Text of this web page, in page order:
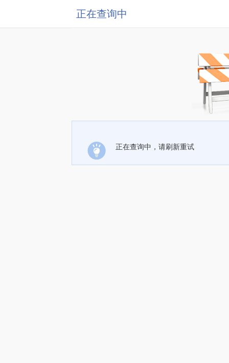
正在查询中
正在查询中，请刷新重试